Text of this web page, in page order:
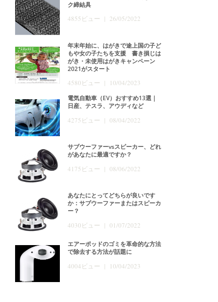
ク締結具
4855ビュー | 26/05/2022
年末年始に、はがきで途上国の子ど
もや女の子たちを支援 書き損じは
がき・未使用はがきキャンペーン
2021がスタート
4580ビュー | 10/04/2023
電気自動車（EV）おすすめ13選｜
日産、テスラ、アウディなど
4275ビュー | 08/04/2022
サブウーファーvsスピーカー、どれ
があなたに最適ですか？
4175ビュー | 08/06/2022
あなたにとってどちらが良いです
か：サブウーファーまたはスピーカ
ー？
4030ビュー | 01/07/2022
エアーポッドのゴミを革命的な方法
で除去する方法が話題に
4004ビュー | 10/04/2023